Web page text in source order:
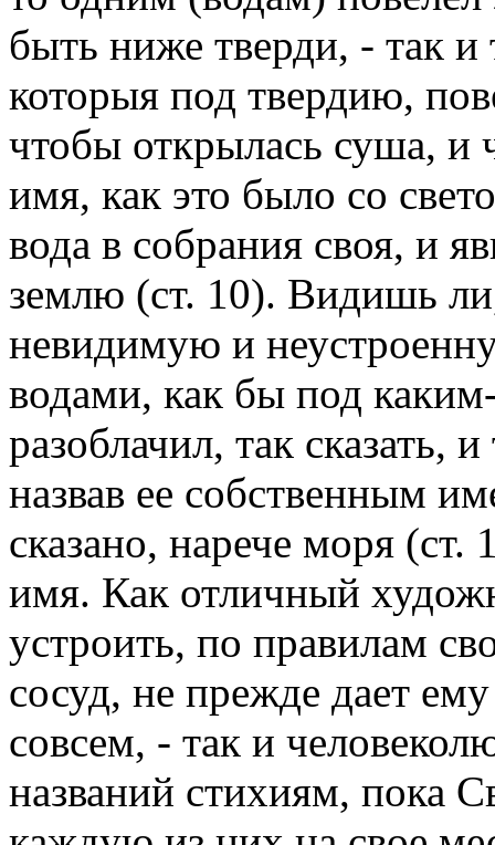
быть ниже тверди, - так
которыя под твердию,
чтобы открылась суша, и
имя, как это было со
вода в собрания своя, и
землю (ст. 10). Видишь
невидимую и
водами, как бы под
разоблачил, так сказать,
назвав ее собственным
сказано, нарече моря
имя. Как отличный
устроить, по правилам
сосуд, не прежде дает
совсем, - так и
названий стихиям, пока